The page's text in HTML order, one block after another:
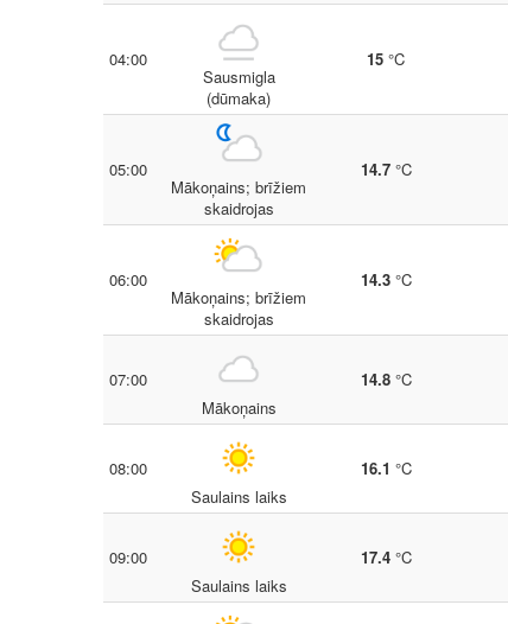
04:00
Sausmigla
(dūmaka)
15 °C
05:00
Mākoņains; brīžiem
skaidrojas
14.7°C
06:00
Mākoņains; brīžiem
skaidrojas
14.3°C
07:00
Mākoņains
14.8°C
08:00
Saulains laiks
16.1 °C
09:00
Saulains laiks
17.4°C